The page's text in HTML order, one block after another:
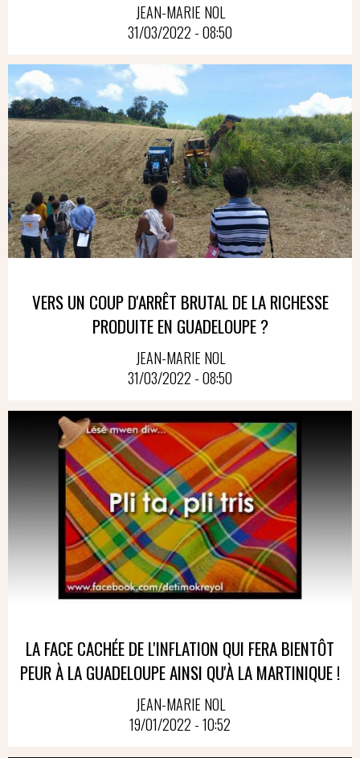
JEAN-MARIE NOL
31/03/2022 - 08:50
VERS UN COUP D'ARRÊT BRUTAL DE LA RICHESSE
PRODUITE EN GUADELOUPE ?
JEAN-MARIE NOL
31/03/2022 - 08:50
LA FACE CACHÉE DE L'INFLATION QUI FERA BIENTÔT
PEUR À LA GUADELOUPE AINSI QU'À LA MARTINIQUE !
JEAN-MARIE NOL
19/01/2022 - 10:52